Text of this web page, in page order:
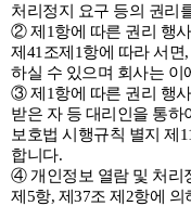
처리정지 요구 등의 권리
② 제1항에 따른 권리 행
제41조제1항에 따라 서면
하실 수 있으며 회사는 이
③ 제1항에 따른 권리 행
받은 자 등 대리인을 통하
보호법 시행규칙 별지 제
합니다.
④ 개인정보 열람 및 처리
제5항, 제37조 제2항에